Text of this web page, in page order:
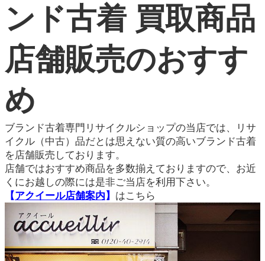
ンド古着 買取商品
店舗販売のおすす
め
ブランド古着専門リサイクルショップの当店では、リサ
イクル（中古）品だとは思えない質の高いブランド古着
を店舗販売しております。
店舗ではおすすめ商品を多数揃えておりますので、お近
くにお越しの際には是非ご当店を利用下さい。
【アクイール店舗案内 】 はこちら